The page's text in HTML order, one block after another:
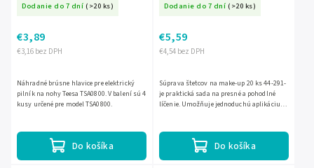
Dodanie do 7 dní (>20 ks)
€3,16 bez DPH
€3,89
Do košíka
Náhradné brúsne hlavice pre elektrický
pilník na nohy Teesa TSA0800. V balení sú 4
kusy určené pre model TSA0800.
Dodanie do 7 dní (>20 ks)
€4,54 bez DPH
€5,59
Do košíka
Súprava štetcov na make-up 20 ks 44-291-
je praktická sada na presné a pohodlné
líčenie. Umožňuje jednoduchú aplikáciu